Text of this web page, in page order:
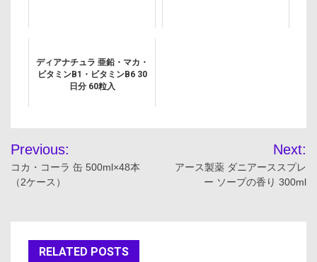
ディアナチュラ 亜鉛・マカ・
ビタミンB1・ビタミンB6 30
日分 60粒入
投
稿
Previous:
コカ・コーラ 缶 500ml×48本
（2ケース）
Next:
アース製薬 ダニアーススプレ
ー ソープの香り 300ml
RELATED POSTS